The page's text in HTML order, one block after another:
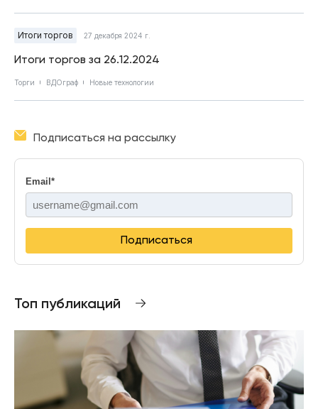
Итоги торгов 27 декабря 2024 г.
Итоги торгов за 26.12.2024
Торги ВДОграф Новые технологии
Подписаться на рассылку
Email *
Подписаться
Топ публикаций